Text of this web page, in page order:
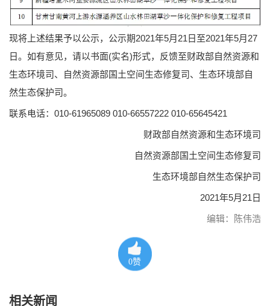
现将上述结果予以公示，公示期2021年5月21日至2021年5月27
日。如有意见，请以书面(实名)形式，反馈至财政部自然资源和
生态环境司、自然资源部国土空间生态修复司、生态环境部自
然生态保护司。
联系电话：010-61965089 010-66557222 010-65645421
财政部自然资源和生态环境司
自然资源部国土空间生态修复司
生态环境部自然生态保护司
2021年5月21日
编辑：陈伟浩
0赞
相关新闻